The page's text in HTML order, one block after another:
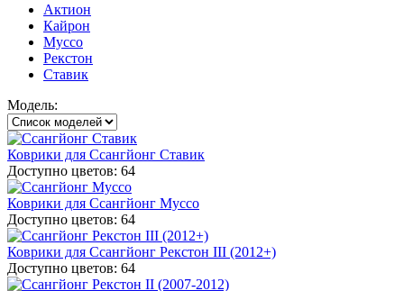
Актион
Кайрон
Муссо
Рекстон
Ставик
Модель:
Коврики для Ссангйонг Ставик
Доступно цветов: 64
Коврики для Ссангйонг Муссо
Доступно цветов: 64
Коврики для Ссангйонг Рекстон III (2012+)
Доступно цветов: 64